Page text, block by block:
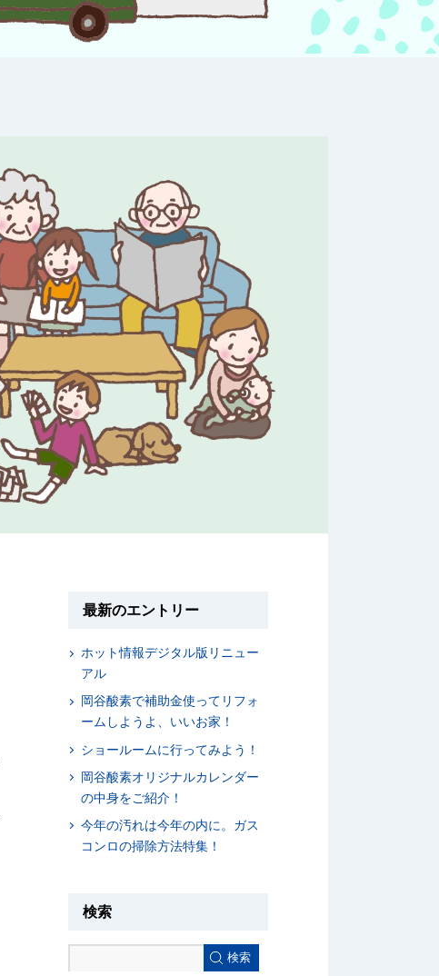
最新のエントリー
ホット情報デジタル版リニュー
アル
岡谷酸素で補助金使ってリフォ
ームしようよ、いいお家！
ショールームに行ってみよう！
岡谷酸素オリジナルカレンダー
の中身をご紹介！
今年の汚れは今年の内に。ガス
コンロの掃除方法特集！
検索
検索